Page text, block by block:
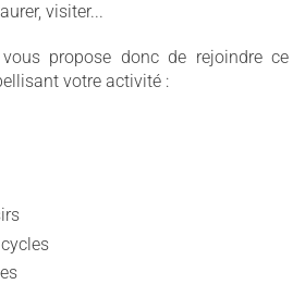
visiter...
propose donc de rejoindre ce
votre activité :